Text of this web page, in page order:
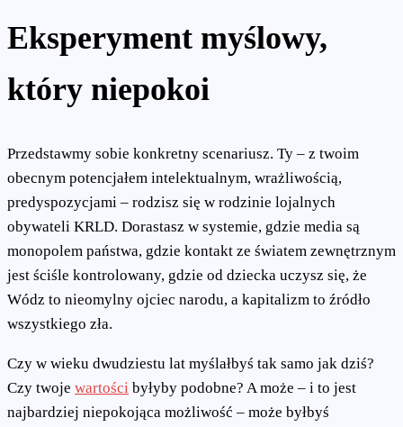
Eksperyment myślowy,
który niepokoi
Przedstawmy sobie konkretny scenariusz. Ty – z twoim
obecnym potencjałem intelektualnym, wrażliwością,
predyspozycjami – rodzisz się w rodzinie lojalnych
obywateli KRLD. Dorastasz w systemie, gdzie media są
monopolem państwa, gdzie kontakt ze światem zewnętrznym
jest ściśle kontrolowany, gdzie od dziecka uczysz się, że
Wódz to nieomylny ojciec narodu, a kapitalizm to źródło
wszystkiego zła.
Czy w wieku dwudziestu lat myślałbyś tak samo jak dziś?
Czy twoje wartości byłyby podobne? A może – i to jest
najbardziej niepokojąca możliwość – może byłbyś